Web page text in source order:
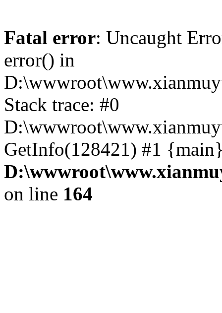
Fatal error: Uncaught
error() in
Stack trace: #0
GetInfo(128421) #1
on line 164